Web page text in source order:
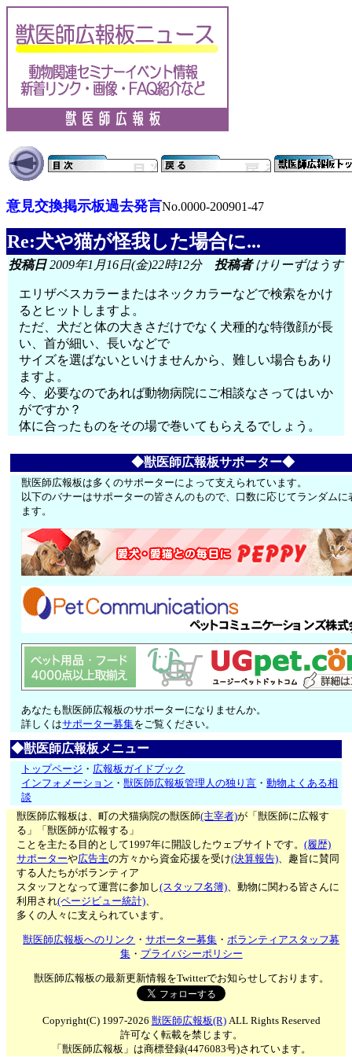
意見交換掲示板過去発言No.0000-200901-47
Re:犬や猫が怪我した場合に...
投稿日2009年1月16日(金)22時12分 投稿者けりーずはうす
エリザベスカラーまたはネックカラーなどで検索をかけ
るとヒットしますよ。
ただ、犬だと体の大きさだけでなく犬種的な特徴顔が長
い、首が細い、長いなどで
サイズを選ばないといけませんから、難しい場合もあり
ますよ。
今、必要なのであれば動物病院にご相談なさってはいか
がですか？
体に合ったものをその場で巻いてもらえるでしょう。
◆獣医師広報板サポーター◆
獣医師広報板は多くのサポーターによって支えられています。
以下のバナーはサポーターの皆さんのもので、口数に応じてランダムに
ます。
あなたも獣医師広報板のサポーターになりませんか。
詳しくはサポーター募集をご覧ください。
◆獣医師広報板メニュー
トップページ ・ 広報板ガイドブック
インフォメーション ・獣医師広報板管理人の独り言 ・動物よくある相
談
獣医師広報板は、町の犬猫病院の獣医師(主宰者)が「獣医師に広報す
る」「獣医師が広報する」
ことを主たる目的として1997年に開設したウェブサイトです。(履歴)
サポーターや広告主の方々から資金応援を受け(決算報告)、趣旨に賛同
する人たちがボランティア
スタッフとなって運営に参加し(スタッフ名簿)、動物に関わる皆さんに
利用され(ページビュー統計)、
多くの人々に支えられています。
獣医師広報板へのリンク ・サポーター募集 ・ボランティアスタッフ募
集・ プライバシーポリシー
獣医師広報板の最新更新情報をTwitterでお知らせしております。
Copyright(C) 1997-2026 獣医師広報板(R)ALL Rights Reserved
許可なく転載を禁じます。
「獣医師広報板」は商標登録(4476083号)されています。